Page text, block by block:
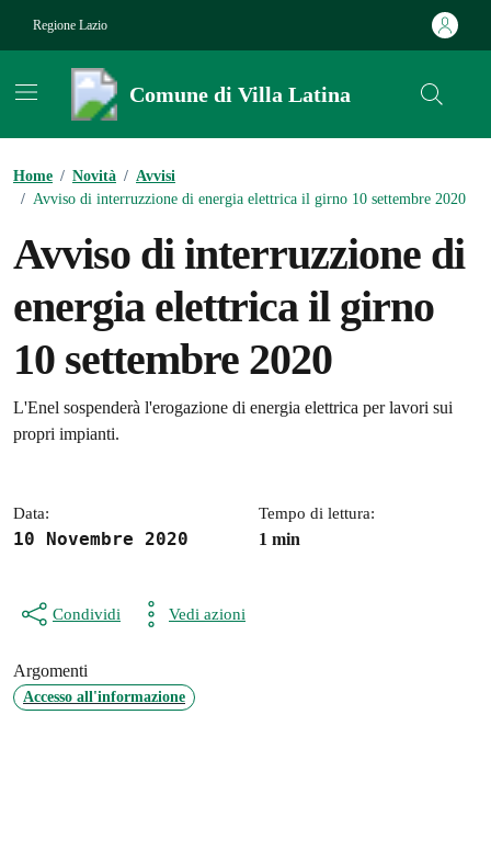
Regione Lazio
Comune di Villa Latina
Home / Novità / Avvisi
/ Avviso di interruzzione di energia elettrica il girno 10 settembre 2020
Avviso di interruzzione di
energia elettrica il girno
10 settembre 2020
Dettagli della notizia
L'Enel sospenderà l'erogazione di energia elettrica per lavori sui
propri impianti.
Data:
10 Novembre 2020
Tempo di lettura:
1 min
Condividi Vedi azioni
Argomenti
Accesso all'informazione